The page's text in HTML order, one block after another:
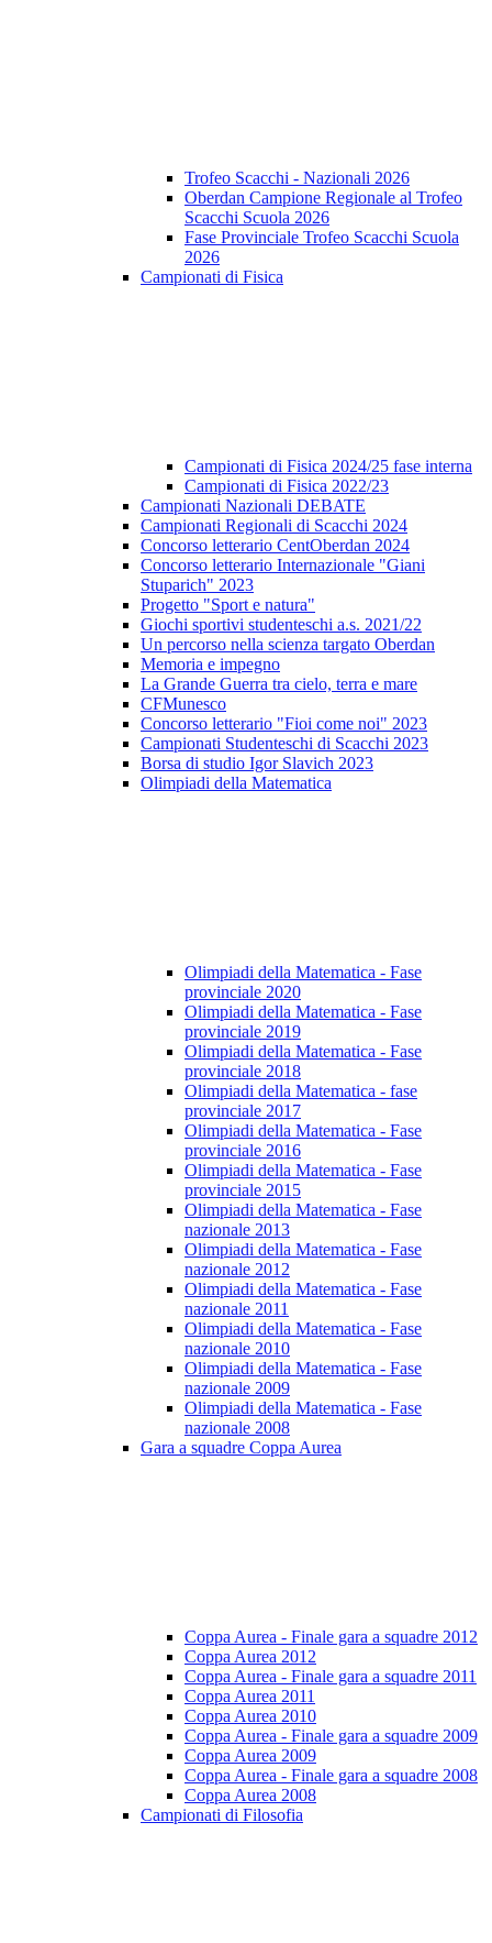
Trofeo Scacchi - Nazionali 2026
Oberdan Campione Regionale al Trofeo
Scacchi Scuola 2026
Fase Provinciale Trofeo Scacchi Scuola
2026
Campionati di Fisica
Campionati di Fisica 2024/25 fase interna
Campionati di Fisica 2022/23
Campionati Nazionali DEBATE
Campionati Regionali di Scacchi 2024
Concorso letterario CentOberdan 2024
Concorso letterario Internazionale "Giani
Stuparich" 2023
Progetto "Sport e natura"
Giochi sportivi studenteschi a.s. 2021/22
Un percorso nella scienza targato Oberdan
Memoria e impegno
La Grande Guerra tra cielo, terra e mare
CFMunesco
Concorso letterario "Fioi come noi" 2023
Campionati Studenteschi di Scacchi 2023
Borsa di studio Igor Slavich 2023
Olimpiadi della Matematica
Olimpiadi della Matematica - Fase
provinciale 2020
Olimpiadi della Matematica - Fase
provinciale 2019
Olimpiadi della Matematica - Fase
provinciale 2018
Olimpiadi della Matematica - fase
provinciale 2017
Olimpiadi della Matematica - Fase
provinciale 2016
Olimpiadi della Matematica - Fase
provinciale 2015
Olimpiadi della Matematica - Fase
nazionale 2013
Olimpiadi della Matematica - Fase
nazionale 2012
Olimpiadi della Matematica - Fase
nazionale 2011
Olimpiadi della Matematica - Fase
nazionale 2010
Olimpiadi della Matematica - Fase
nazionale 2009
Olimpiadi della Matematica - Fase
nazionale 2008
Gara a squadre Coppa Aurea
Coppa Aurea - Finale gara a squadre 2012
Coppa Aurea 2012
Coppa Aurea - Finale gara a squadre 2011
Coppa Aurea 2011
Coppa Aurea 2010
Coppa Aurea - Finale gara a squadre 2009
Coppa Aurea 2009
Coppa Aurea - Finale gara a squadre 2008
Coppa Aurea 2008
Campionati di Filosofia